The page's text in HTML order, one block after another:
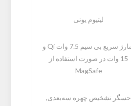
لیتیوم‌ یونی
شارژ سریع بی سیم 7.5 وات Qi و
15 وات در صورت استفاده از
MagSafe
حسگر تشخیص چهره سه‌بعدی,